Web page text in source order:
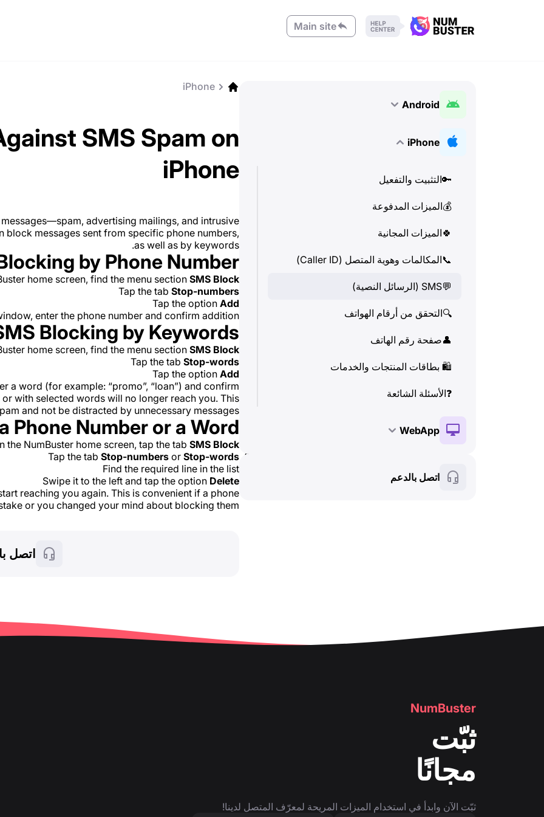
Main site
Android
🔑 التثبيت والتفعيل
iPhone
🔑التثبيت والتفعيل
💰الميزات المدفوعة
🍀الميزات المجانية
📞المكالمات وهوية المتصل (Caller ID)
💬SMS (الرسائل النصية)
🔍التحقق من أرقام الهواتف
👤صفحة رقم الهاتف
🛍 ️ بطاقات المنتجات والخدمات
❓الأسئلة الشائعة
WebApp
اتصل بالدعم
iPhone
SMS Spam on
iPhone
advertising mailings, and intrusive
block messages sent from specific phone numbers,
as well as by keywords.
by Phone Number
home screen, find the menu section SMS Block
Tap the tab Stop-numbers
Tap the option Add
enter the phone number and confirm addition
Blocking by Keywords
home screen, find the menu section SMS Block
Tap the tab Stop-words
Tap the option Add
a word (for example: “promo”, “loan”) and confirm
with selected words will no longer reach you. This
and not be distracted by unnecessary messages.
Phone Number or a Word
the NumBuster home screen, tap the tab SMS Block
Tap the tab Stop-numbers or Stop-words
Find the required line in the list
Swipe it to the left and tap the option Delete
reaching you again. This is convenient if a phone
or you changed your mind about blocking them.
اتصل
NumBuster
ثبّت
مجانًا
ثبّت الآن وابدأ في استخدام الميزات المريحة لمعرّف المتصل لدينا!